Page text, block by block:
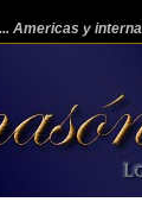
Americas y